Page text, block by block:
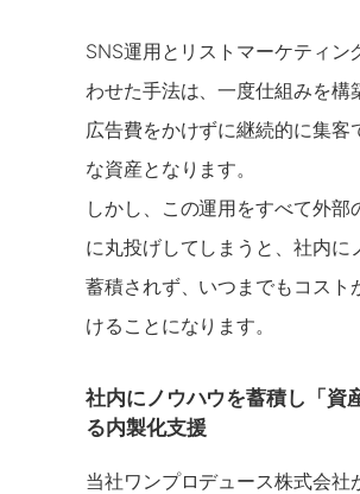
SNS運用とリストマーケティン
わせた手法は、一度仕組みを構
広告費をかけずに継続的に集客
な資産となります。
しかし、この運用をすべて外部
に丸投げしてしまうと、社内に
蓄積されず、いつまでもコスト
けることになります。
社内にノウハウを蓄積し「資
る内製化支援
当社ワンプロデュース株式会社